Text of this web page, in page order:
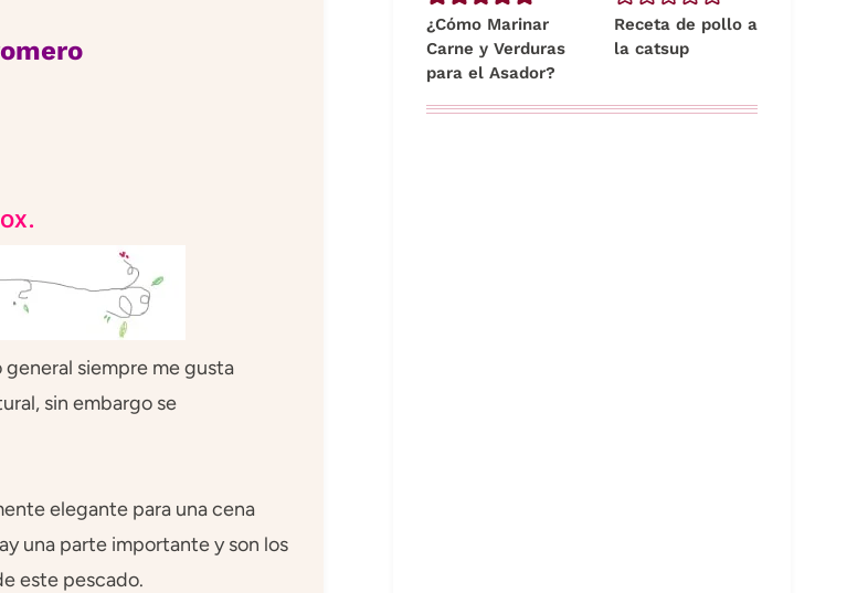
general siempre me gusta
sin embargo se
elegante para una cena
una parte importante y son los
este pescado.
¿Cómo Marinar
Carne y Verduras
para el Asador?
Receta de pollo a
la catsup